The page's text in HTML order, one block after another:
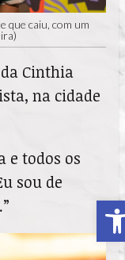
que caiu, com um
Cinthia
na cidade
e todos os
sou de